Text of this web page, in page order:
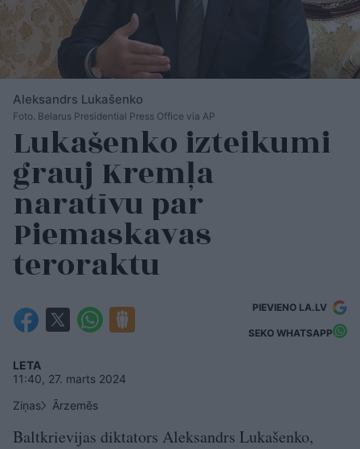
Aleksandrs Lukašenko
Foto. Belarus Presidential Press Office via AP
Lukašenko izteikumi
grauj Kremļa
naratīvu par
Piemaskavas
teroraktu
PIEVIENO LA.LV
SEKO WHATSAPP
LETA
11:40, 27. marts 2024
Ziņas
Ārzemēs
Baltkrievijas diktators Aleksandrs Lukašenko,